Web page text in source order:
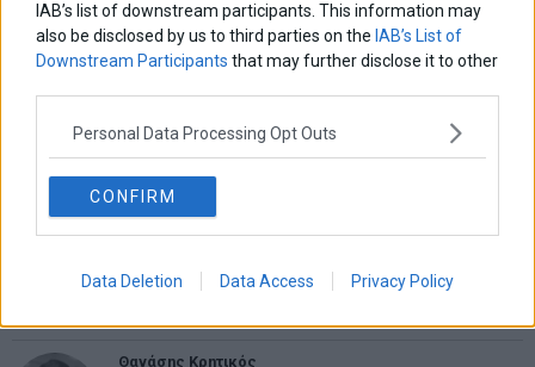
IAB’s list of downstream participants. This information may
also be disclosed by us to third parties on the IAB’s List of
Downstream Participants that may further disclose it to other
Personal Data Processing Opt Outs
CONFIRM
Data Deletion Data Access Privacy Policy
Σταματίνα Σταματάκου
Η βία κατά των ζώων δεν αντέχει βολικές ερμηνείες
Δημήτρης Καμπουράκης
Από την αποθέωση στην καταγγελία: Η Ελλάδα πάντα
ψάχνει τον επόμενο Μεσσία
MIT Sloan: Οι AI-driven επιχειρήσεις διαμορφώνουν το νέο
μοντέλο επιχειρηματικότητας
Θανάσης Κρητικός